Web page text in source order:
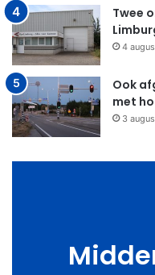
Twee
4
Ook
met
3